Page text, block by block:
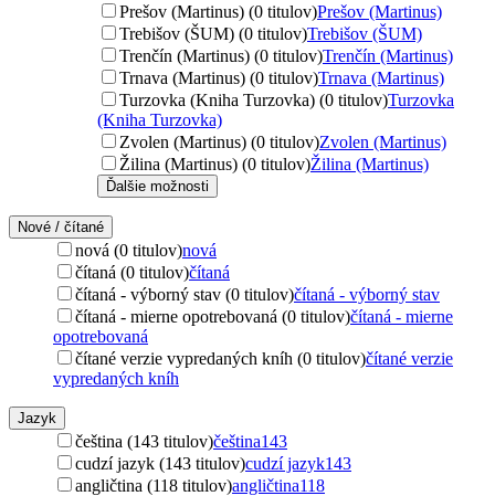
Prešov (Martinus) (0 titulov)Prešov (Martinus)
Trebišov (ŠUM) (0 titulov)Trebišov (ŠUM)
Trenčín (Martinus) (0 titulov)Trenčín (Martinus)
Trnava (Martinus) (0 titulov)Trnava (Martinus)
Turzovka (Kniha Turzovka) (0 titulov)Turzovka
(Kniha Turzovka)
Zvolen (Martinus) (0 titulov)Zvolen (Martinus)
Žilina (Martinus) (0 titulov)Žilina (Martinus)
Ďalšie možnosti
Nové / čítané
nová (0 titulov)nová
čítaná (0 titulov)čítaná
čítaná - výborný stav (0 titulov)čítaná - výborný stav
čítaná - mierne opotrebovaná (0 titulov)čítaná - mierne
opotrebovaná
čítané verzie vypredaných kníh (0 titulov)čítané verzie
vypredaných kníh
Jazyk
čeština (143 titulov)čeština143
cudzí jazyk (143 titulov)cudzí jazyk143
angličtina (118 titulov)angličtina118